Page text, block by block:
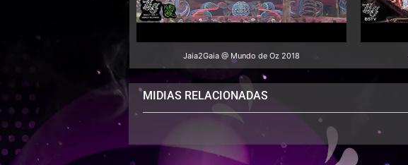
Jaia2Gaia @ Mundo de Oz 2018
MIDIAS RELACIONADAS